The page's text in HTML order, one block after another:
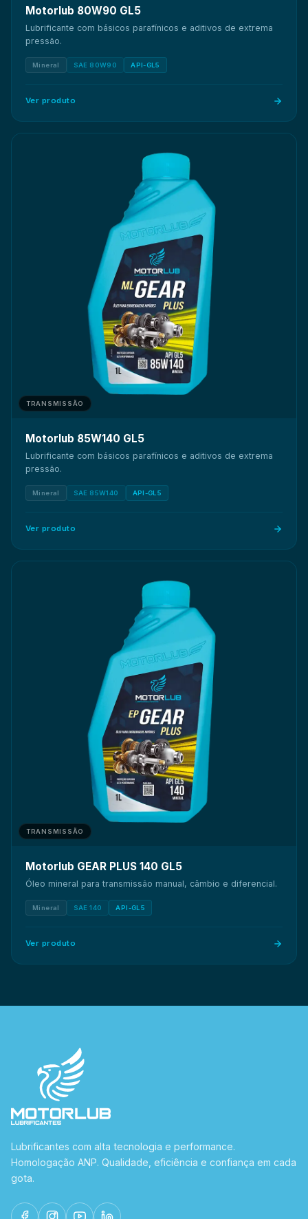
Motorlub 80W90 GL5
Lubrificante com básicos parafínicos e aditivos de extrema
pressão.
Mineral SAE 80W90 API-GL5
Ver produto
TRANSMISSÃO
Motorlub 85W140 GL5
Lubrificante com básicos parafínicos e aditivos de extrema
pressão.
Mineral SAE 85W140 API-GL5
Ver produto
TRANSMISSÃO
Motorlub GEAR PLUS 140 GL5
Óleo mineral para transmissão manual, câmbio e diferencial.
Mineral SAE 140 API-GL5
Ver produto
Lubrificantes com alta tecnologia e performance.
Homologação ANP. Qualidade, eficiência e confiança em cada
gota.